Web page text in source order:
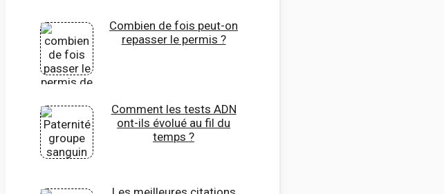
Combien de fois peut-on
repasser le permis ?
Comment les tests ADN
ont-ils évolué au fil du
temps ?